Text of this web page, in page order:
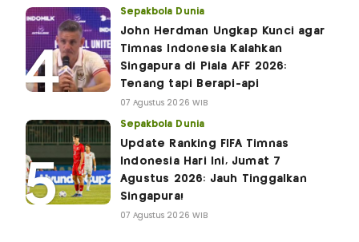
Sepakbola Dunia
John Herdman Ungkap Kunci agar
Timnas Indonesia Kalahkan
Singapura di Piala AFF 2026:
Tenang tapi Berapi-api
07 Agustus 2026 WIB
Sepakbola Dunia
Update Ranking FIFA Timnas
Indonesia Hari Ini, Jumat 7
Agustus 2026: Jauh Tinggalkan
Singapura!
07 Agustus 2026 WIB